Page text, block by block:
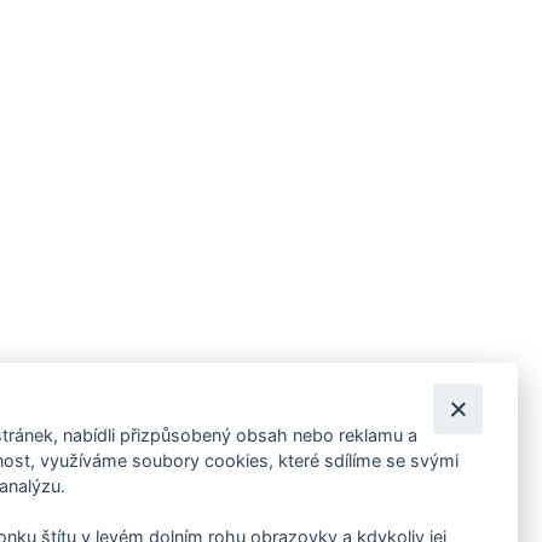
pozvánky na kulturní a sportovní akce?
nabídli přizpůsobený obsah nebo reklamu a
využíváme soubory cookies, které sdílíme se svými
štítu v levém dolním rohu obrazovky a kdykoliv jej